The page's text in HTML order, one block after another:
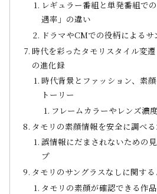
レギュラー番組と単発番組で
遇率」の違い
ドラマやCMでの役柄による
時代を彩ったタモリスタイル変
の進化録
時代背景とファッション、素
トーリー
フレームカラーやレンズ濃
タモリの素顔情報を安全に調べ
誤情報にだまされないための
プ
タモリのサングラスなしに関す
タモリの素顔が確認できる作